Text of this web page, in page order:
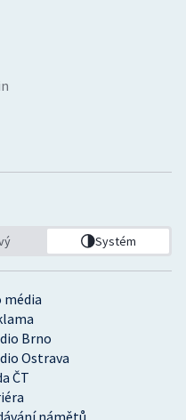
média
Brno
Ostrava
ČT
námětů
Systém